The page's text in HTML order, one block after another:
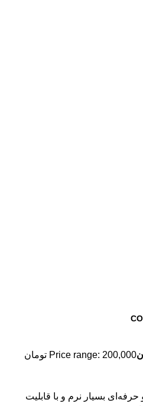
Price range: 200,000 تومان
حرفه‌ای بسیار نرم و با قابلیت